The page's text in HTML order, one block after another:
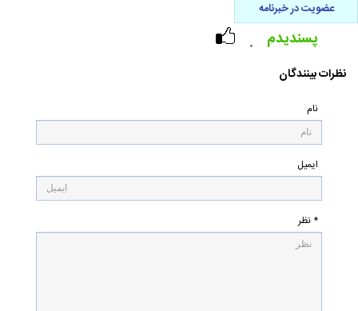
عضویت در خبرنامه
۰ پسندیدم
نظرات بینندگان
نام
ایمیل
* نظر